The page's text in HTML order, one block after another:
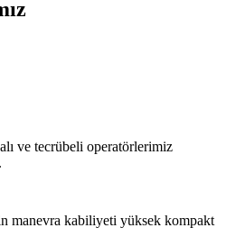
ve tecrübeli operatörlerimiz
manevra kabiliyeti yüksek kompakt